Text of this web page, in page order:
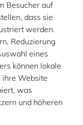
Besucher auf
dass sie
werden.
Reduzierung
eines
können lokale
ihre Website
was
und höheren